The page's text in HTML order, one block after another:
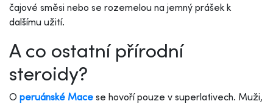
čajové směsi nebo se rozemelou na jemný prášek k
dalšímu užití.
A co ostatní přírodní
steroidy?
O peruánské Mace se hovoří pouze v superlativech. Muži,